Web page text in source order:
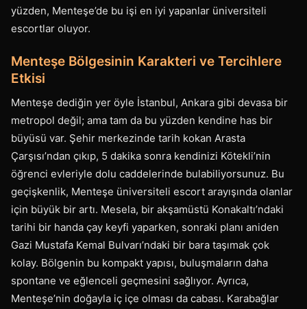
yüzden, Menteşe’de bu işi en iyi yapanlar üniversiteli
escortlar oluyor.
Menteşe Bölgesinin Karakteri ve Tercihlere
Etkisi
Menteşe dediğin yer öyle İstanbul, Ankara gibi devasa bir
metropol değil; ama tam da bu yüzden kendine has bir
büyüsü var. Şehir merkezinde tarih kokan Arasta
Çarşısı’ndan çıkıp, 5 dakika sonra kendinizi Kötekli’nin
öğrenci evleriyle dolu caddelerinde bulabiliyorsunuz. Bu
geçişkenlik, Menteşe üniversiteli escort arayışında olanlar
için büyük bir artı. Mesela, bir akşamüstü Konakaltı’ndaki
tarihi bir handa çay keyfi yaparken, sonraki planı aniden
Gazi Mustafa Kemal Bulvarı’ndaki bir bara taşımak çok
kolay. Bölgenin bu kompakt yapısı, buluşmaların daha
spontane ve eğlenceli geçmesini sağlıyor. Ayrıca,
Menteşe’nin doğayla iç içe olması da cabası. Karabağlar